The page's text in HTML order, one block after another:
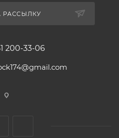
РАССЫЛКУ
200-33-06